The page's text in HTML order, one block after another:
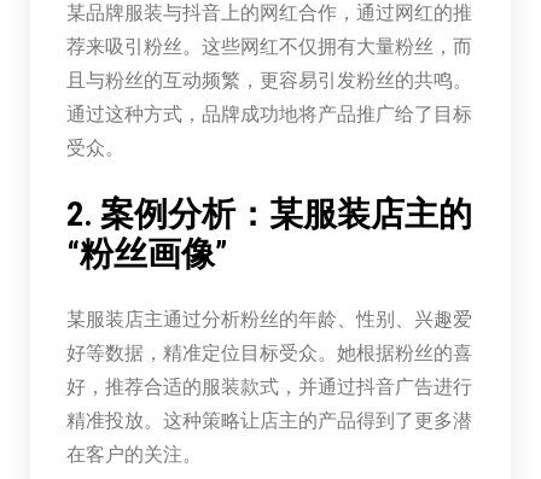
某品牌服装与抖音上的网红合作，通过网红的推
荐来吸引粉丝。这些网红不仅拥有大量粉丝，而
且与粉丝的互动频繁，更容易引发粉丝的共鸣。
通过这种方式，品牌成功地将产品推广给了目标
受众。
2. 案例分析：某服装店主的
“粉丝画像”
某服装店主通过分析粉丝的年龄、性别、兴趣爱
好等数据，精准定位目标受众。她根据粉丝的喜
好，推荐合适的服装款式，并通过抖音广告进行
精准投放。这种策略让店主的产品得到了更多潜
在客户的关注。